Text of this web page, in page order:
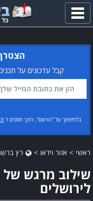
פתח
תפריט
קבל עדכונים על
בלחיצתך על "הרשם", הינך מסכים ל
ראשי > אזור וידאו > רץ
שילוב מרגש של
לירושלים